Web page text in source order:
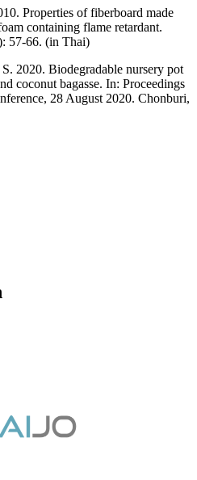
Properties of fiberboard made
containing flame retardant.
57-66. (in Thai)
2020. Biodegradable nursery pot
coconut bagasse. In: Proceedings
28 August 2020. Chonburi,